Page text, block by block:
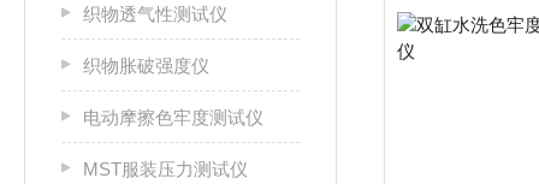
织物透气性测试仪
织物胀破强度仪
电动摩擦色牢度测试仪
MST服装压力测试仪